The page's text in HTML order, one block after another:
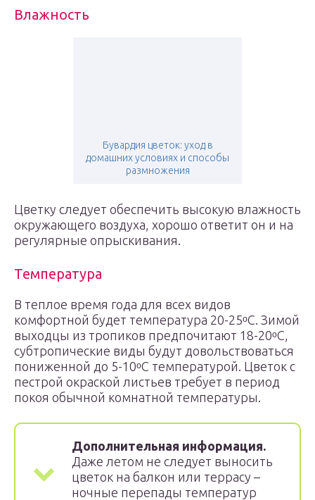
Влажность
Бувардия цветок: уход в
домашних условиях и способы
размножения
Цветку следует обеспечить высокую влажность
окружающего воздуха, хорошо ответит он и на
регулярные опрыскивания.
Температура
В теплое время года для всех видов
комфортной будет температура 20-25ᵒС. Зимой
выходцы из тропиков предпочитают 18-20ᵒС,
субтропические виды будут довольствоваться
пониженной до 5-10ᵒС температурой. Цветок с
пестрой окраской листьев требует в период
покоя обычной комнатной температуры.
Дополнительная информация.
Даже летом не следует выносить
цветок на балкон или террасу –
ночные перепады температур